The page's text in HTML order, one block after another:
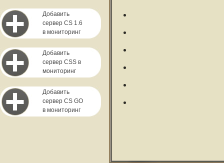
Добавить
сервер CS 1.6
в мониторинг
Добавить
сервер CSS в
мониторинг
Добавить
сервер CS GO
в мониторинг